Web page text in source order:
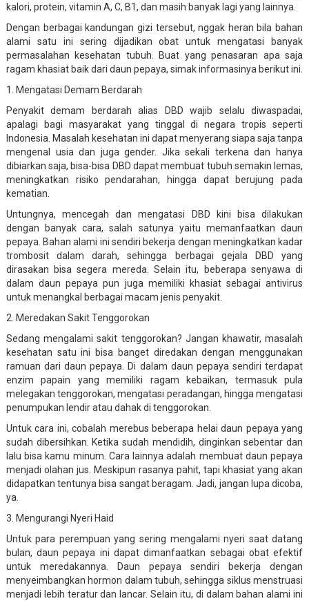
kalori, protein, vitamin A, C, B1, dan masih banyak lagi yang lainnya.
Dengan berbagai kandungan gizi tersebut, nggak heran bila bahan
alami satu ini sering dijadikan obat untuk mengatasi banyak
permasalahan kesehatan tubuh. Buat yang penasaran apa saja
ragam khasiat baik dari daun pepaya, simak informasinya berikut ini.
1. Mengatasi Demam Berdarah
Penyakit demam berdarah alias DBD wajib selalu diwaspadai,
apalagi bagi masyarakat yang tinggal di negara tropis seperti
Indonesia. Masalah kesehatan ini dapat menyerang siapa saja tanpa
mengenal usia dan juga gender. Jika sekali terkena dan hanya
dibiarkan saja, bisa-bisa DBD dapat membuat tubuh semakin lemas,
meningkatkan risiko pendarahan, hingga dapat berujung pada
kematian.
Untungnya, mencegah dan mengatasi DBD kini bisa dilakukan
dengan banyak cara, salah satunya yaitu memanfaatkan daun
pepaya. Bahan alami ini sendiri bekerja dengan meningkatkan kadar
trombosit dalam darah, sehingga berbagai gejala DBD yang
dirasakan bisa segera mereda. Selain itu, beberapa senyawa di
dalam daun pepaya pun juga memiliki khasiat sebagai antivirus
untuk menangkal berbagai macam jenis penyakit.
2. Meredakan Sakit Tenggorokan
Sedang mengalami sakit tenggorokan? Jangan khawatir, masalah
kesehatan satu ini bisa banget diredakan dengan menggunakan
ramuan dari daun pepaya. Di dalam daun pepaya sendiri terdapat
enzim papain yang memiliki ragam kebaikan, termasuk pula
melegakan tenggorokan, mengatasi peradangan, hingga mengatasi
penumpukan lendir atau dahak di tenggorokan.
Untuk cara ini, cobalah merebus beberapa helai daun pepaya yang
sudah dibersihkan. Ketika sudah mendidih, dinginkan sebentar dan
lalu bisa kamu minum. Cara lainnya adalah membuat daun pepaya
menjadi olahan jus. Meskipun rasanya pahit, tapi khasiat yang akan
didapatkan tentunya bisa sangat beragam. Jadi, jangan lupa dicoba,
ya.
3. Mengurangi Nyeri Haid
Untuk para perempuan yang sering mengalami nyeri saat datang
bulan, daun pepaya ini dapat dimanfaatkan sebagai obat efektif
untuk meredakannya. Daun pepaya sendiri bekerja dengan
menyeimbangkan hormon dalam tubuh, sehingga siklus menstruasi
menjadi lebih teratur dan lancar. Selain itu, di dalam bahan alami ini